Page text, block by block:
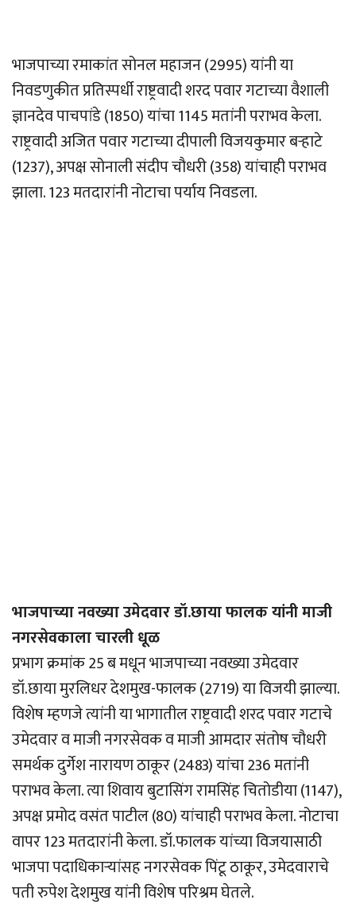
भाजपाच्या रमाकांत सोनल महाजन (2995) यांनी या
निवडणुकीत प्रतिस्पर्धी राष्ट्रवादी शरद पवार गटाच्या वैशाली
ज्ञानदेव पाचपांडे (1850) यांचा 1145 मतांनी पराभव केला.
राष्ट्रवादी अजित पवार गटाच्या दीपाली विजयकुमार बर्‍हाटे
(1237), अपक्ष सोनाली संदीप चौधरी (358) यांचाही पराभव
झाला. 123 मतदारांनी नोटाचा पर्याय निवडला.
भाजपाच्या नवख्या उमेदवार डॉ.छाया फालक यांनी माजी
नगरसेवकाला चारली धूळ
प्रभाग क्रमांक 25 ब मधून भाजपाच्या नवख्या उमेदवार
डॉ.छाया मुरलिधर देशमुख-फालक (2719) या विजयी झाल्या.
विशेष म्हणजे त्यांनी या भागातील राष्ट्रवादी शरद पवार गटाचे
उमेदवार व माजी नगरसेवक व माजी आमदार संतोष चौधरी
समर्थक दुर्गेश नारायण ठाकूर (2483) यांचा 236 मतांनी
पराभव केला. त्या शिवाय बुटासिंग रामसिंह चितोडीया (1147),
अपक्ष प्रमोद वसंत पाटील (80) यांचाही पराभव केला. नोटाचा
वापर 123 मतदारांनी केला. डॉ.फालक यांच्या विजयासाठी
भाजपा पदाधिकार्‍यांसह नगरसेवक पिंटू ठाकूर, उमेदवाराचे
पती रुपेश देशमुख यांनी विशेष परिश्रम घेतले.